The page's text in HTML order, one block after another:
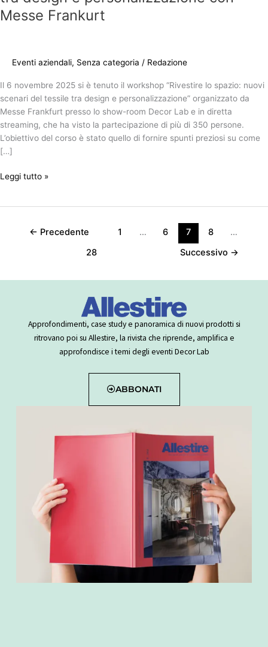
Messe Frankurt
Eventi aziendali, Senza categoria / Redazione
Il 6 novembre 2025 si è tenuto il workshop “Rivestire lo spazio: nuovi
scenari del tessile tra design e personalizzazione” organizzato da
Messe Frankfurt presso lo show-room Decor Lab e in diretta
streaming, che ha visto la partecipazione di più di 350 persone.
L’obiettivo del corso è stato quello di fornire spunti preziosi su come
[…]
Leggi tutto »
← Precedente 1 … 6 7 8
…
28
Successivo →
Approfondimenti, case study e panoramica di nuovi prodotti si
ritrovano poi su Allestire, la rivista che riprende, amplifica e
approfondisce i temi degli eventi Decor Lab
ABBONATI